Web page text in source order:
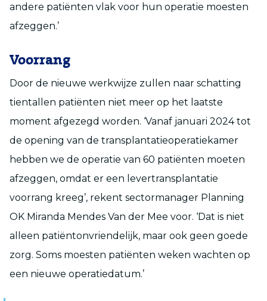
andere patiënten vlak voor hun operatie moesten
afzeggen.’
Voorrang
Door de nieuwe werkwijze zullen naar schatting
tientallen patiënten niet meer op het laatste
moment afgezegd worden. ‘Vanaf januari 2024 tot
de opening van de transplantatieoperatiekamer
hebben we de operatie van 60 patiënten moeten
afzeggen, omdat er een levertransplantatie
voorrang kreeg’, rekent sectormanager Planning
OK Miranda Mendes Van der Mee voor. ‘Dat is niet
alleen patiëntonvriendelijk, maar ook geen goede
zorg. Soms moesten patiënten weken wachten op
een nieuwe operatiedatum.’